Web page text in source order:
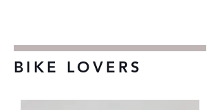
BIKE LOVERS